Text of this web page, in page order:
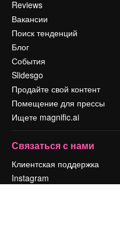
Reviews
Вакансии
Поиск тенденций
Блог
События
Slidesgo
Продайте свой контент
Помещение для прессы
Ищете magnific.ai
Связаться с нами
Клиентская поддержка
Instagram